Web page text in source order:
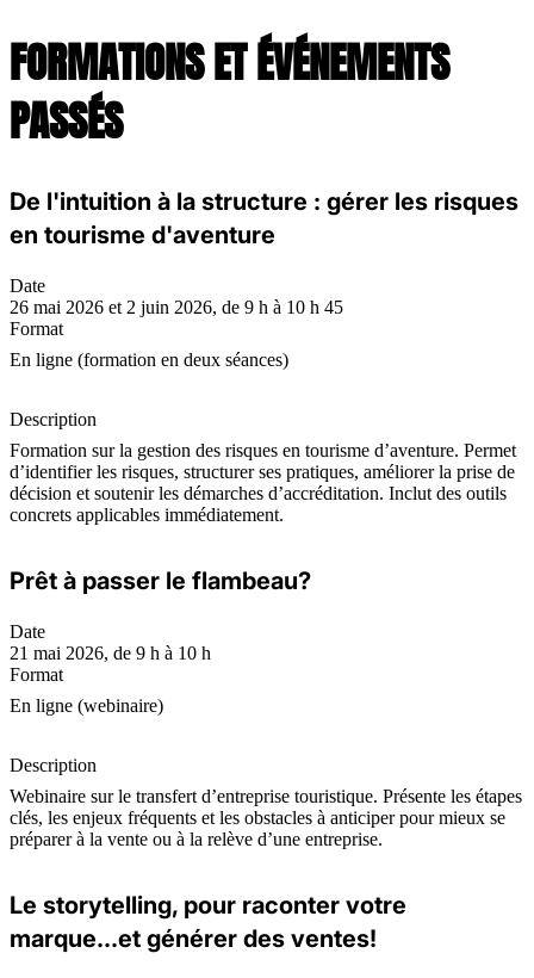
FORMATIONS ET ÉVÉNEMENTS
PASSÉS
De l'intuition à la structure : gérer les risques
en tourisme d'aventure
Date
26 mai 2026 et 2 juin 2026, de 9 h à 10 h 45
Format
En ligne (formation en deux séances)
Description
Formation sur la gestion des risques en tourisme d’aventure. Permet
d’identifier les risques, structurer ses pratiques, améliorer la prise de
décision et soutenir les démarches d’accréditation. Inclut des outils
concrets applicables immédiatement.
Prêt à passer le flambeau?
Date
21 mai 2026, de 9 h à 10 h
Format
En ligne (webinaire)
Description
Webinaire sur le transfert d’entreprise touristique. Présente les étapes
clés, les enjeux fréquents et les obstacles à anticiper pour mieux se
préparer à la vente ou à la relève d’une entreprise.
Le storytelling, pour raconter votre
marque...et générer des ventes!